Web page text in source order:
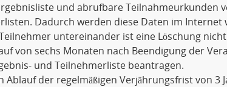
und abrufbare Teilnahmeurkunden
Dadurch werden diese Daten im Internet
untereinander ist eine Löschung
von sechs Monaten nach Beendigung der
und Teilnehmerliste beantragen.
Ablauf der regelmäßigen Verjährungsfrist von 3